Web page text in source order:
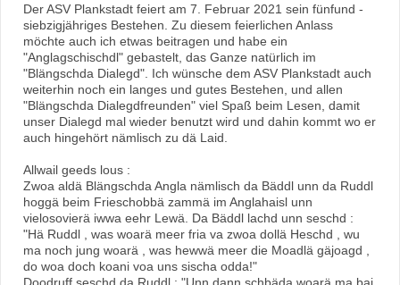
Der ASV Plankstadt feiert am 7. Februar 2021 sein fünfund -
siebzigjähriges Bestehen. Zu diesem feierlichen Anlass
möchte auch ich etwas beitragen und habe ein
"Anglagschischdl" gebastelt, das Ganze natürlich im
"Blängschda Dialegd". Ich wünsche dem ASV Plankstadt auch
weiterhin noch ein langes und gutes Bestehen, und allen
"Blängschda Dialegdfreunden" viel Spaß beim Lesen, damit
unser Dialegd mal wieder benutzt wird und dahin kommt wo er
auch hingehört nämlisch zu dä Laid.
Allwail geeds lous :
Zwoa aldä Blängschda Angla nämlisch da Bäddl unn da Ruddl
hoggä beim Frieschobbä zammä im Anglahaisl unn
vielosovierä iwwa eehr Lewä. Da Bäddl lachd unn seschd :
"Hä Ruddl , was woarä meer fria va zwoa dollä Heschd , wu
ma noch jung woarä , was hewwä meer die Moadlä gäjoagd ,
do woa doch koani voa uns sischa odda!"
Doodruff seschd da Ruddl : "Unn dann schbäda woarä ma bai